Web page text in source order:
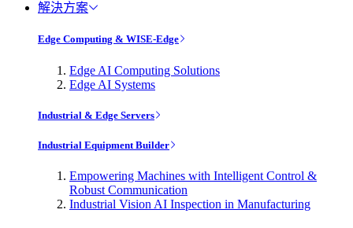
解決方案
Edge Computing & WISE-Edge
Edge AI Computing Solutions
Edge AI Systems
Industrial & Edge Servers
Industrial Equipment Builder
Empowering Machines with Intelligent Control &
Robust Communication
Industrial Vision AI Inspection in Manufacturing